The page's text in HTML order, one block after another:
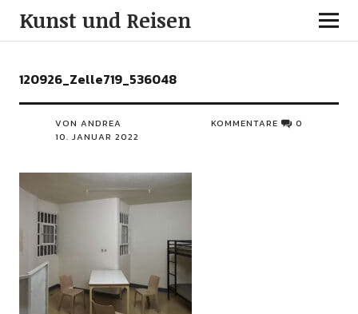
Kunst und Reisen
120926_Zelle719_536048
VON ANDREA
10. JANUAR 2022
KOMMENTARE 0